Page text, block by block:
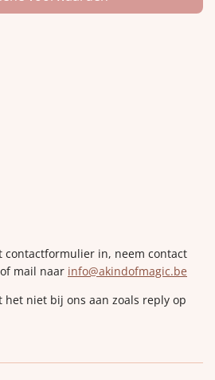
contactformulier in, neem contact
mail naar info@akindofmagic.be
het niet bij ons aan zoals reply op